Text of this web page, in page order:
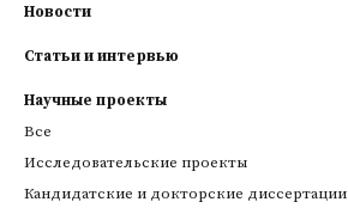
Новости
Статьи и интервью
Научные проекты
Все
Исследовательские проекты
Кандидатские и докторские диссертации